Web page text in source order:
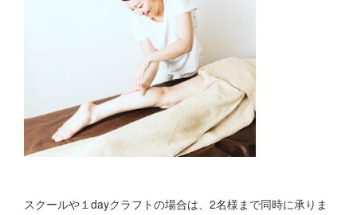
スクールや１dayクラフトの場合は、2名様まで同時に承りま